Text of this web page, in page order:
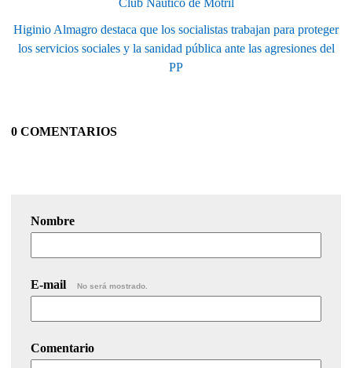
Higinio Almagro destaca que los socialistas trabajan para proteger
los servicios sociales y la sanidad pública ante las agresiones del
PP
0 COMENTARIOS
Nombre
E-mail No será mostrado.
Comentario